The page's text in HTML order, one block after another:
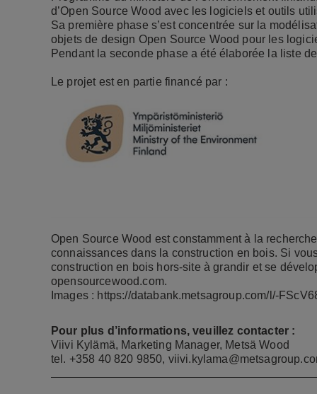
d’Open Source Wood avec les logiciels et outils
Sa première phase s’est concentrée sur la
objets de design Open Source Wood pour les
Pendant la seconde phase a été élaborée la liste
Le projet est en partie financé par :
Open Source Wood est constamment à la
connaissances dans la construction en bois. Si
construction en bois hors-site à grandir et se
opensourcewood.com.
Images : https://databank.metsagroup.com/l/-
Pour plus d’informations, veuillez contacter :
Viivi Kylämä, Marketing Manager, Metsä Wood
tel. +358 40 820 9850,